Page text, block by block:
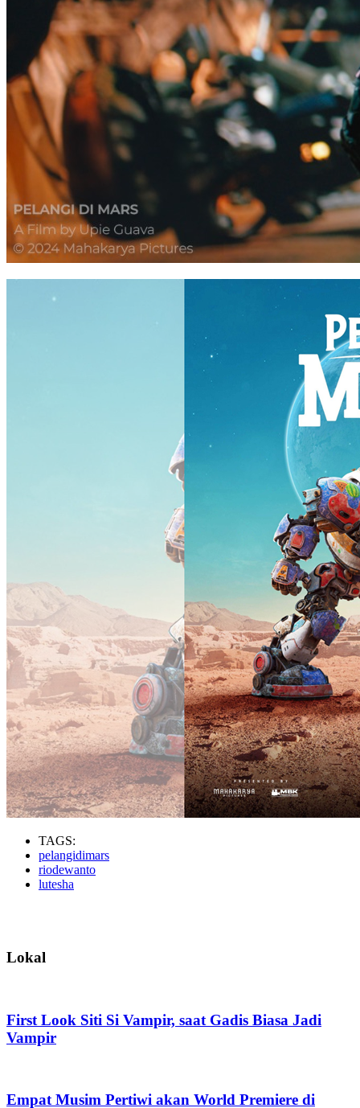
TAGS:
pelangidimars
riodewanto
lutesha
Lokal
First Look Siti Si Vampir, saat Gadis Biasa Jadi
Vampir
Empat Musim Pertiwi akan World Premiere di